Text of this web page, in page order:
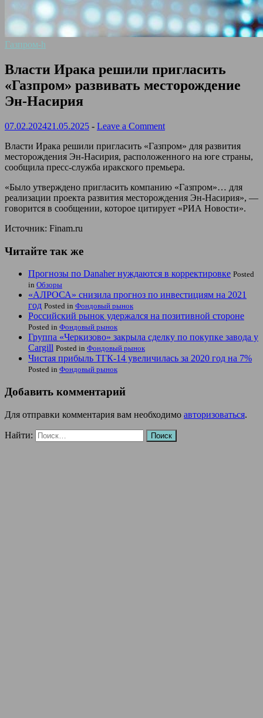
Газпром-h
Власти Ирака решили пригласить
«Газпром» развивать месторождение
Эн-Насирия
07.02.202421.05.2025 - Leave a Comment
Власти Ирака решили пригласить «Газпром» для развития
месторождения Эн-Насирия, расположенного на юге страны,
сообщила пресс-служба иракского премьера.
«Было утверждено пригласить компанию «Газпром»… для
реализации проекта развития месторождения Эн-Насирия», —
говорится в сообщении, которое цитирует «РИА Новости».
Источник: Finam.ru
Читайте так же
Прогнозы по Danaher нуждаются в корректировке Posted
in Обзоры
«АЛРОСА» снизила прогноз по инвестициям на 2021
год Posted in Фондовый рынок
Российский рынок удержался на позитивной стороне
Posted in Фондовый рынок
Группа «Черкизово» закрыла сделку по покупке завода у
Cargill Posted in Фондовый рынок
Чистая прибыль ТГК-14 увеличилась за 2020 год на 7%
Posted in Фондовый рынок
Добавить комментарий
Для отправки комментария вам необходимо авторизоваться.
Найти: